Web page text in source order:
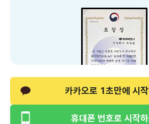
카카오로 1초만에 시작
휴대폰 번호로 시작하